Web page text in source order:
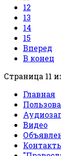
12
13
14
15
Вперед
В конец
Страница 11
Главная
Видео